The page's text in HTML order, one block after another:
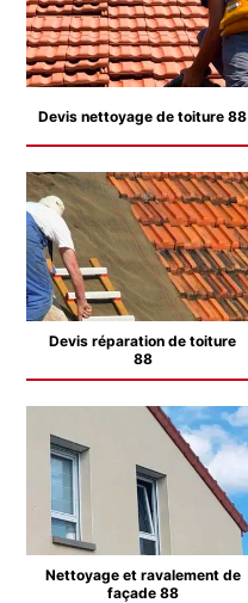
Devis nettoyage de toiture 88
Devis réparation de toiture
88
Nettoyage et ravalement de
façade 88